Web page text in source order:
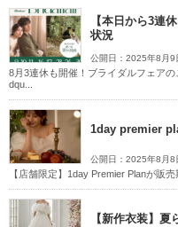
【本日から3連
状況
公開日：2025年8月9
8月3連休も開催！ブライダルフェア
dqu...
1day premier
公開日：2025年8月8
【店舗限定】1day Premier Planが販
【新作衣装】